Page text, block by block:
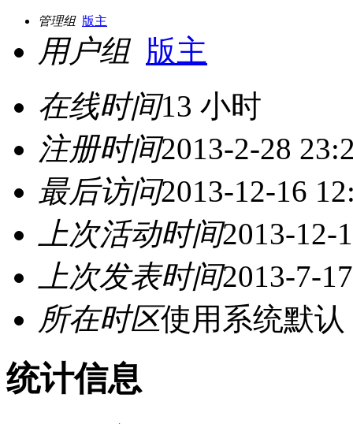
管理组 版主
用户组 版主
在线时间13 小时
注册时间2013-2-28
最后访问2013-12-16
上次活动时间2013-12-
上次发表时间2013-7-
所在时区使用系统默认
统计信息